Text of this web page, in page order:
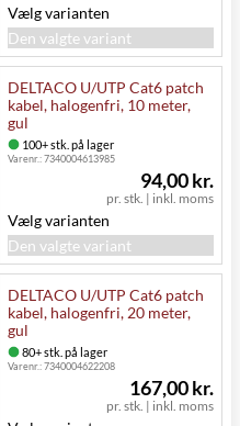
Vælg varianten
Den valgte variant
DELTACO U/UTP Cat6 patch
kabel, halogenfri, 10 meter,
gul
100+ stk. på lager
Varenr.:7340004613985
pr. stk. | inkl. moms
94,00 kr.
Vælg varianten
Den valgte variant
DELTACO U/UTP Cat6 patch
kabel, halogenfri, 20 meter,
gul
80+ stk. på lager
Varenr.:7340004622208
pr. stk. | inkl. moms
167,00 kr.